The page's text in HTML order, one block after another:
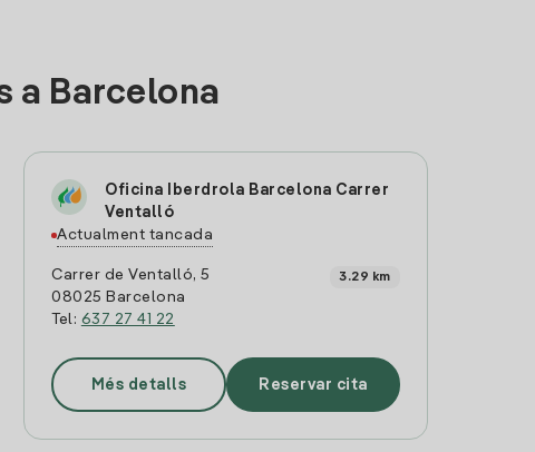
a Barcelona
Oficina Iberdrola Barcelona Carrer
Ventalló
Actualment tancada
Carrer de Ventalló, 5
08025 Barcelona
Tel: 637 27 41 22
3.29 km
Més detalls Reservar cita